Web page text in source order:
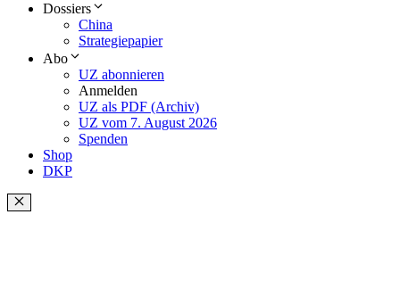
Dossiers
China
Strategiepapier
Abo
UZ abonnieren
Anmelden
UZ als PDF (Archiv)
UZ vom 7. August 2026
Spenden
Shop
DKP
Schließen